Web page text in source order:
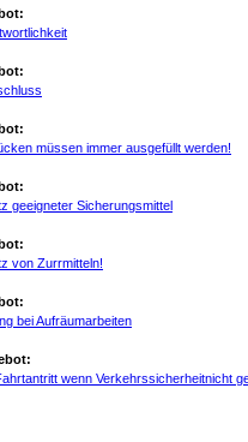
müssen immer ausgefüllt werden!
geeigneter Sicherungsmittel
von Zurrmitteln!
bei Aufräumarbeiten
wenn Verkehrssicherheitnicht